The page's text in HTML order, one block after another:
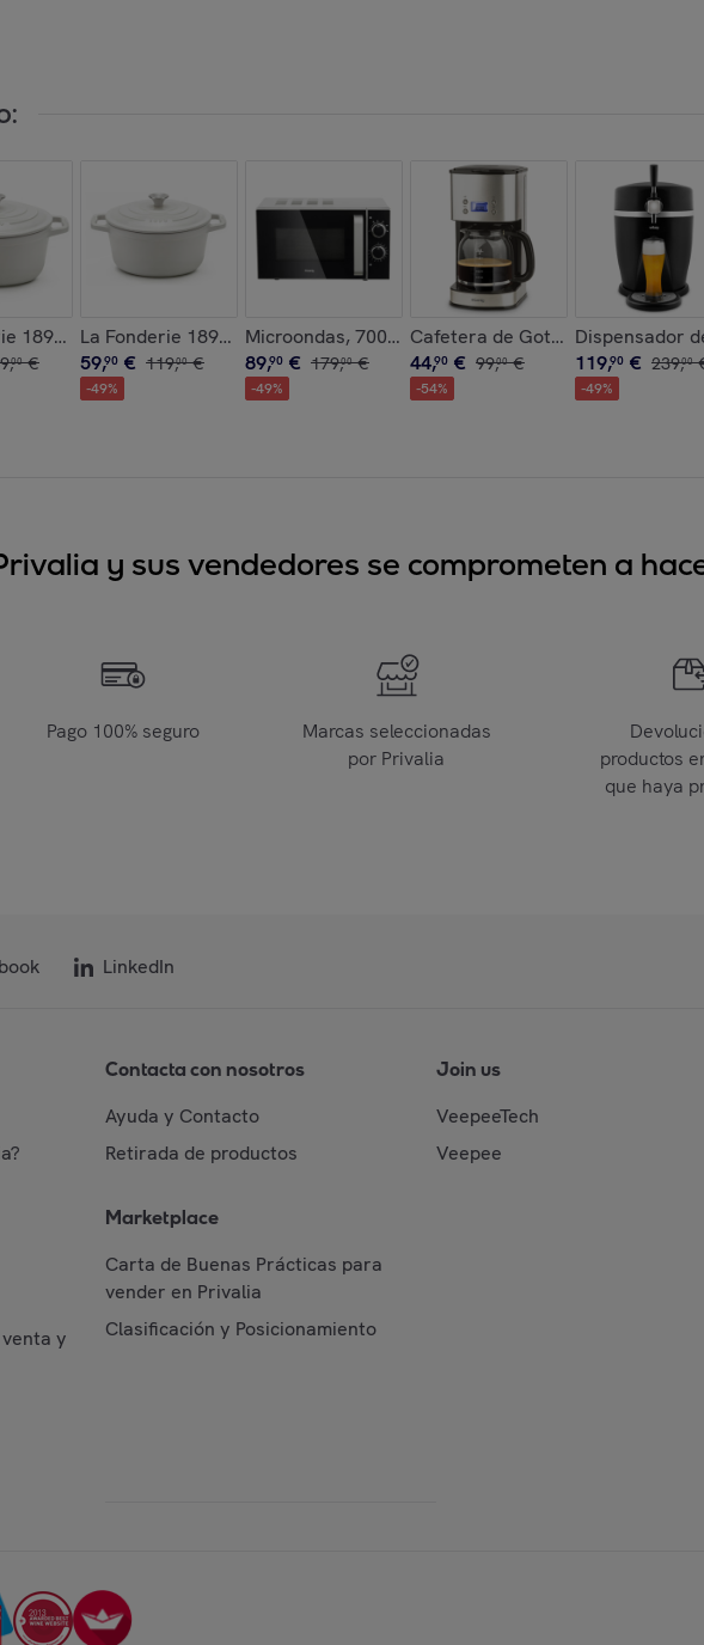
Largas Y Anchas 950 W, 7 Funciones.
1890 IENA25, Cacerola de hierro fundido, 25cm, capacidad 4,7L, beige,
,00 €
La Fonderie 1890 IENA22, Cacerola redonda de hierro fundido, 22 cm,
59,90 € 119,00 €
-49%
Microondas, 700 W, 20 Litros, 6 Configuraciones.
89,90 € 179,00 €
-49%
Cafetera de Goteo Programable,
44,90 € 99,00 €
-54%
Dispensador
119,90 € 239,00
-49%
y sus vendedores se comprometen a
Pago 100% seguro
Marcas seleccionadas
por Privalia
productos
que haya
LinkedIn
y
Contacta con nosotros
Ayuda y Contacto
Retirada de productos
Marketplace
Carta de Buenas Prácticas para
vender en Privalia
Clasificación y Posicionamiento
Join us
VeepeeTech
Veepee